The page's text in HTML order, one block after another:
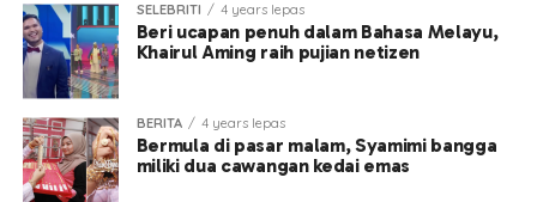
SELEBRITI 4 years lepas
Beri ucapan penuh dalam Bahasa Melayu,
Khairul Aming raih pujian netizen
BERITA 4 years lepas
Bermula di pasar malam, Syamimi bangga
miliki dua cawangan kedai emas